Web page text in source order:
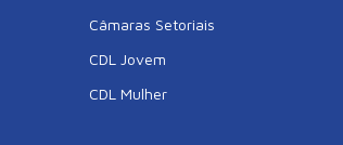
Câmaras Setoriais
CDL Jovem
CDL Mulher